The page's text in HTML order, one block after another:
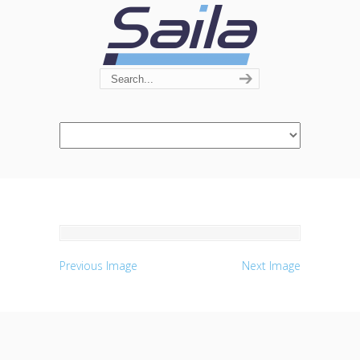
Previous Image Next Image